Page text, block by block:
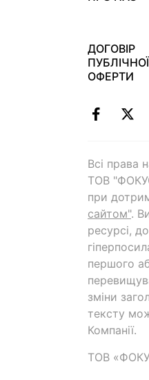
ДОГОВІР
ПУБЛІЧНОЇ
ОФЕРТИ
Всі права
ТОВ
при
сайтом".
ресурсі,
першого
зміни
тексту
Компанії.
ТОВ